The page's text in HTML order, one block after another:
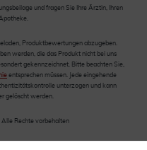
und fragen Sie Ihre Ärztin, Ihren
Produktbewertungen abzugeben.
werden, die das Produkt nicht bei uns
gekennzeichnet. Bitte beachten Sie,
entsprechen müssen. Jede eingehende
unterzogen und kann
gelöscht werden.
Rechte vorbehalten